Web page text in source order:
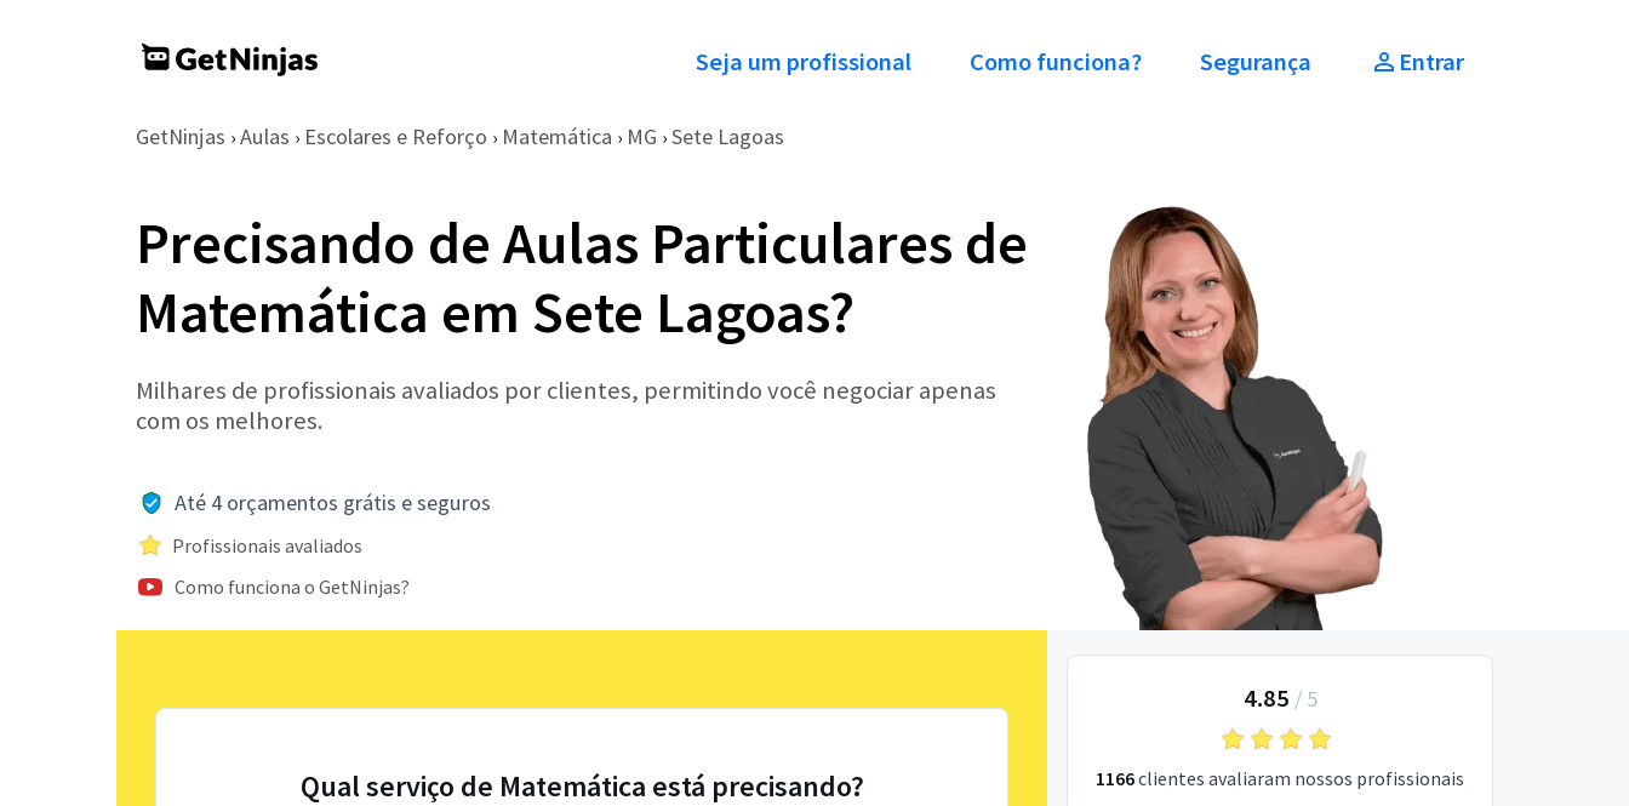
Seja um profissional Como funciona? Segurança Entrar
GetNinjas › Aulas › Escolares e Reforço › Matemática › MG › Sete Lagoas
Precisando de Aulas Particulares de
Matemática em Sete Lagoas?
Milhares de profissionais avaliados por clientes, permitindo você negociar apenas
com os melhores.
Até 4 orçamentos grátis e seguros
Profissionais avaliados
Como funciona o GetNinjas?
Qual serviço de Matemática está precisando?
4.85 / 5
1166clientes avaliaram nossos profissionais